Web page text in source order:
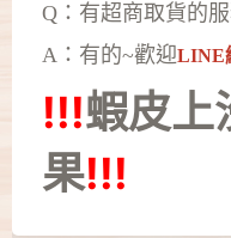
Q：有超商取貨的
A：有的~歡迎LINE
!!!蝦皮上
果!!!